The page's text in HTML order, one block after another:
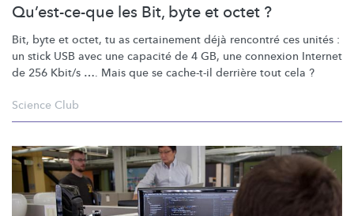
Qu’est-ce-que les Bit, byte et octet ?
Bit, byte et octet, tu as certainement déjà rencontré ces unités :
un stick USB avec une capacité de 4 GB, une connexion Internet
de 256 Kbit/s …. Mais que se cache-t-il derrière tout cela ?
Science Club